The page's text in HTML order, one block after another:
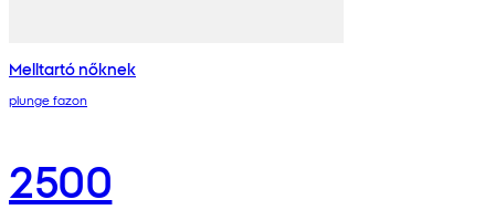
Melltartó nőknek
plunge fazon
2500